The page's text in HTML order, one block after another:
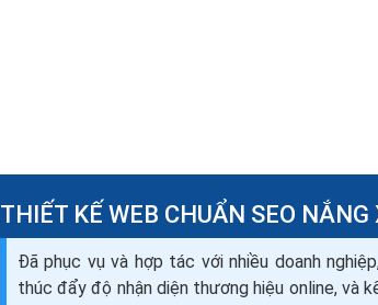
THIẾT KẾ WEB CHUẨN SEO NẮNG
Đã phục vụ và hợp tác với nhiều doanh
thúc đẩy độ nhận diện thương hiệu online, và